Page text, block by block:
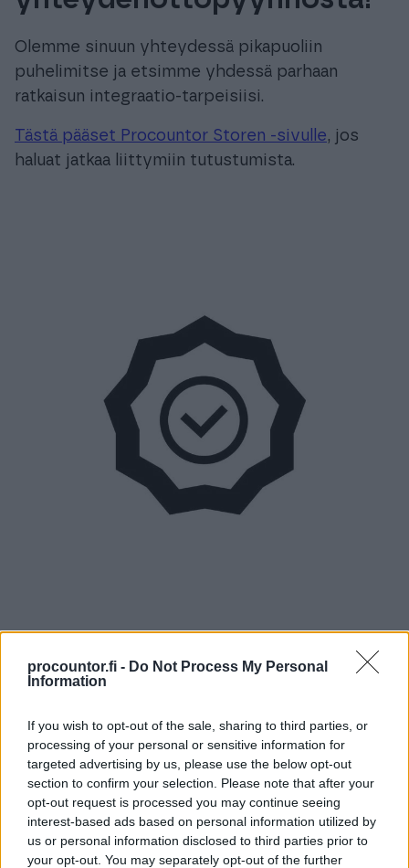
procountor.fi - Do Not Process My Personal
Information
If you wish to opt-out of the sale, sharing to third parties, or
processing of your personal or sensitive information for
targeted advertising by us, please use the below opt-out
section to confirm your selection. Please note that after your
opt-out request is processed you may continue seeing
interest-based ads based on personal information utilized by
us or personal information disclosed to third parties prior to
your opt-out. You may separately opt-out of the further
Tuki & Koulutus
Meistä & Ajankohtaista
Kirjaudu
Olemme sinuun yhteydessä pikapuoliin
puhelimitse ja etsimme yhdessä parhaan
ratkaisun integraatio-tarpeisiisi.
Tästä pääset Procountor Storen -sivulle, jos
haluat jatkaa liittymiin tutustumista.
Ratkaisut
Procountor
Procountor Solo
Sopimuskone